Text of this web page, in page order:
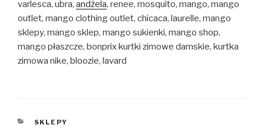
varlesca, ubra, andżela, renee, mosquito, mango, mango
outlet, mango clothing outlet, chicaca, laurelle, mango
sklepy, mango sklep, mango sukienki, mango shop,
mango płaszcze, bonprix kurtki zimowe damskie, kurtka
zimowa nike, bloozie, lavard
KATEGORIE
SKLEPY